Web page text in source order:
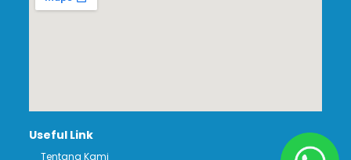
Useful Link
Tentang Kami